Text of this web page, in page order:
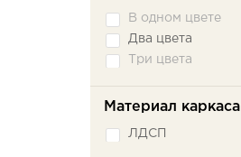
В одном цвете
Два цвета
Три цвета
Материал каркаса
ЛДСП